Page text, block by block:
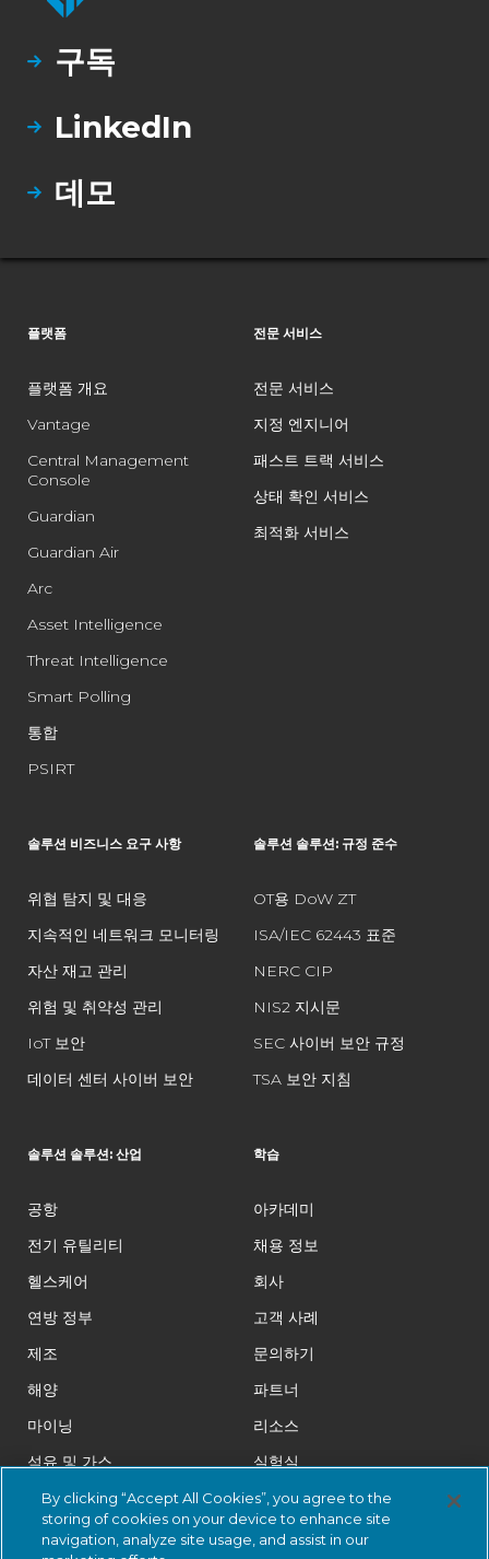
구독
LinkedIn
데모
플랫폼
플랫폼 개요
Vantage
Central Management
Console
Guardian
Guardian Air
Arc
Asset Intelligence
Threat Intelligence
Smart Polling
통합
PSIRT
전문 서비스
전문 서비스
지정 엔지니어
패스트 트랙 서비스
상태 확인 서비스
최적화 서비스
솔루션 비즈니스 요구 사항
위협 탐지 및 대응
지속적인 네트워크 모니터링
자산 재고 관리
위험 및 취약성 관리
IoT 보안
데이터 센터 사이버 보안
솔루션 솔루션: 규정 준수
OT용 DoW ZT
ISA/IEC 62443 표준
NERC CIP
NIS2 지시문
SEC 사이버 보안 규정
TSA 보안 지침
솔루션 솔루션: 산업
공항
전기 유틸리티
헬스케어
연방 정부
제조
해양
마이닝
석유 및 가스
제약
Rail
학습
아카데미
채용 정보
회사
고객 사례
문의하기
파트너
리소스
실험실
법률
신뢰 센터
By clicking “Accept All Cookies”, you agree to the
storing of cookies on your device to enhance site
navigation, analyze site usage, and assist in our